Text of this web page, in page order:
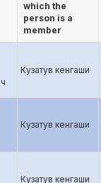
which the
person is a
member
Кузатув кенгаши
Кузатув кенгаши
Кузатув кенгаши